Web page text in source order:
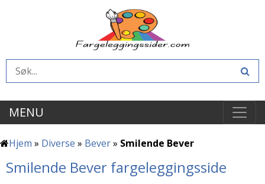
MENU
Hjem » Diverse » Bever» Smilende Bever
Smilende Bever fargeleggingsside